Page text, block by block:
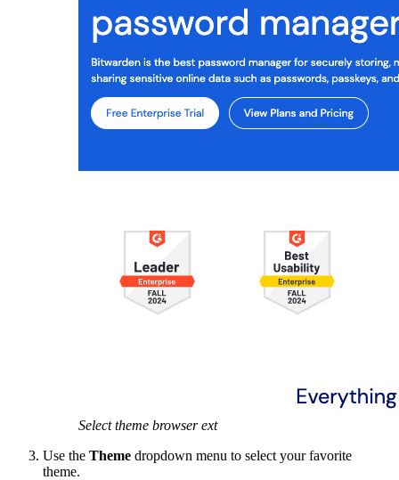
Select theme browser ext
Use the Theme dropdown menu to select your favorite
theme.